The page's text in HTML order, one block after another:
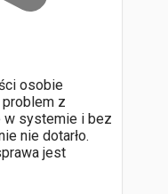
osobie
problem z
w systemie i bez
nie dotarło.
jest